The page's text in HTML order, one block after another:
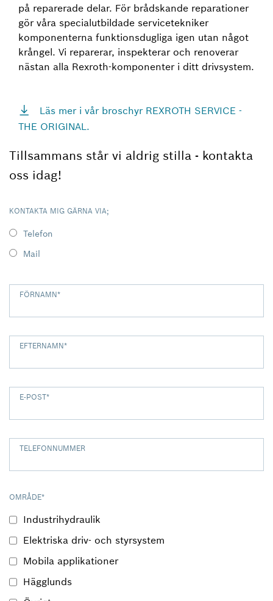
på reparerade delar. För brådskande reparationer
gör våra specialutbildade servicetekniker
komponenterna funktionsdugliga igen utan något
krångel. Vi reparerar, inspekterar och renoverar
nästan alla Rexroth-komponenter i ditt drivsystem.
Läs mer i vår broschyr REXROTH SERVICE -
THE ORIGINAL.
Tillsammans står vi aldrig stilla - kontakta
oss idag!
KONTAKTA MIG GÄRNA VIA;
Telefon
Mail
FÖRNAMN*
EFTERNAMN*
E-POST*
TELEFONNUMMER
OMRÅDE*
Industrihydraulik
Elektriska driv- och styrsystem
Mobila applikationer
Hägglunds